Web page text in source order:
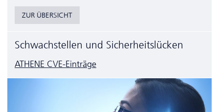
ZUR ÜBERSICHT
Schwachstellen und Sicherheitslücken
ATHENE CVE-Einträge